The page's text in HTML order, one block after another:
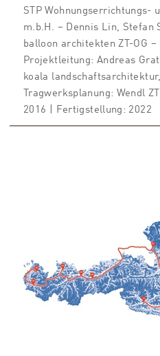
STP Wohnungserrichtungs-
m.b.H. – Dennis Lin, Stefan
balloon architekten ZT-OG –
Projektleitung: Andreas
koala
Tragwerksplanung: Wendl
2016 | Fertigstellung: 2022